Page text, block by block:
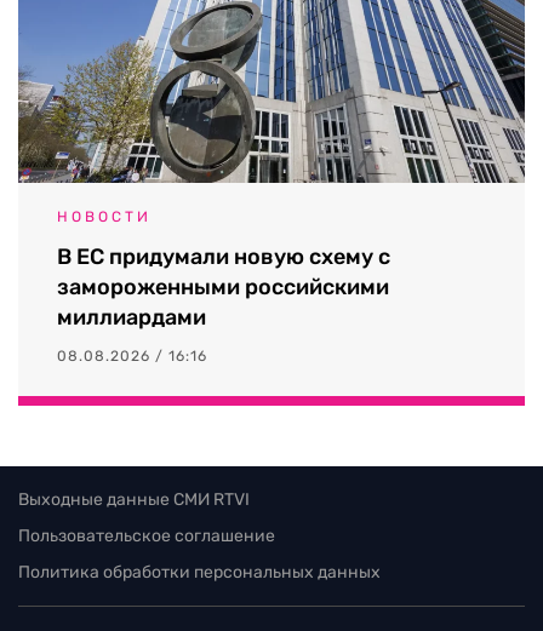
НОВОСТИ
В ЕС придумали новую схему с
замороженными российскими
миллиардами
08.08.2026 / 16:16
Выходные данные СМИ RTVI
Пользовательское соглашение
Политика обработки персональных данных